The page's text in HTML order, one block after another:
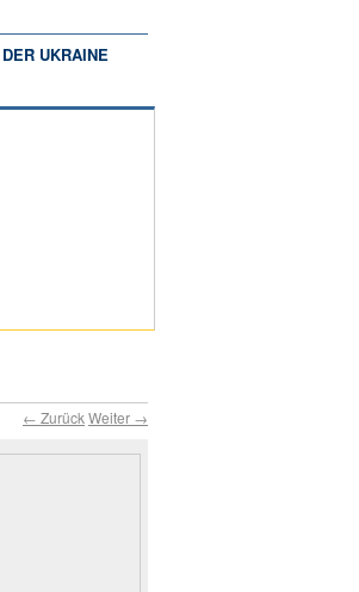
UKRAINE
← ZurückWeiter →